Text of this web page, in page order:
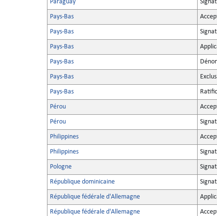
Paraguay
Pays-Bas
Pays-Bas
Pays-Bas
Pays-Bas
Pays-Bas
Pays-Bas
Pérou
Pérou
Philippines
Philippines
Pologne
République dominicaine
République fédérale d'Allemagne
République fédérale d'Allemagne